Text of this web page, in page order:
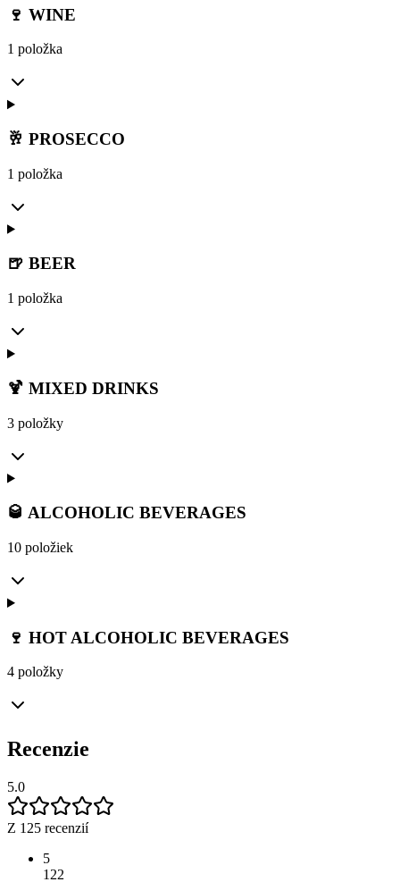
🍷 WINE
1 položka
🥂 PROSECCO
1 položka
🍺 BEER
1 položka
🍹 MIXED DRINKS
3 položky
🥃 ALCOHOLIC BEVERAGES
10 položiek
🍷 HOT ALCOHOLIC BEVERAGES
4 položky
Recenzie
5.0
Z 125 recenzií
5
122